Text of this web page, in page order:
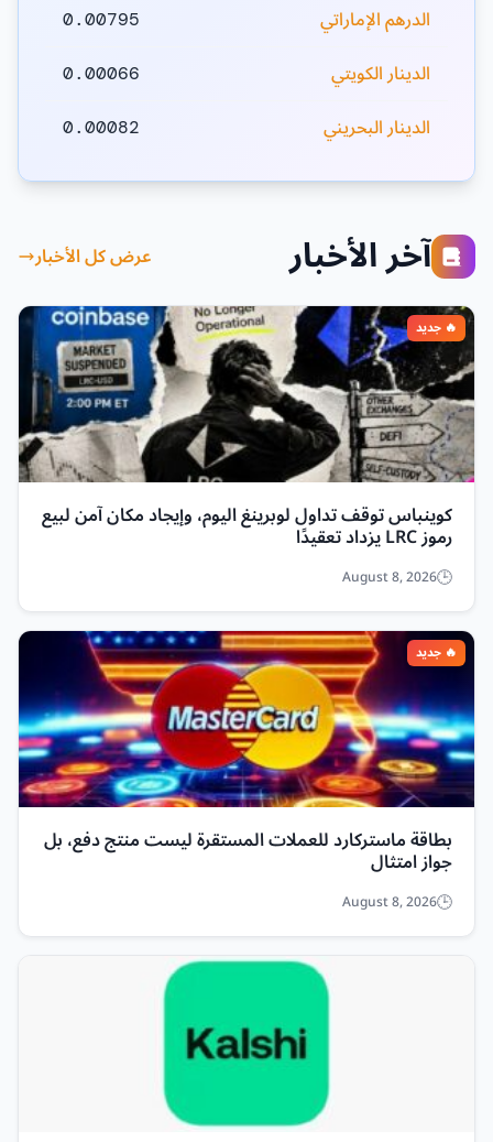
الدرهم الإماراتي 0.00795
الدينار الكويتي 0.00066
الدينار البحريني 0.00082
آخر الأخبار عرض كل الأخبار
كوينباس توقف تداول لوبرينغ اليوم، وإيجاد مكان آمن لبيع
رموز LRC يزداد تعقيدًا
August 8, 2026
بطاقة ماستركارد للعملات المستقرة ليست منتج دفع، بل
جواز امتثال
August 8, 2026